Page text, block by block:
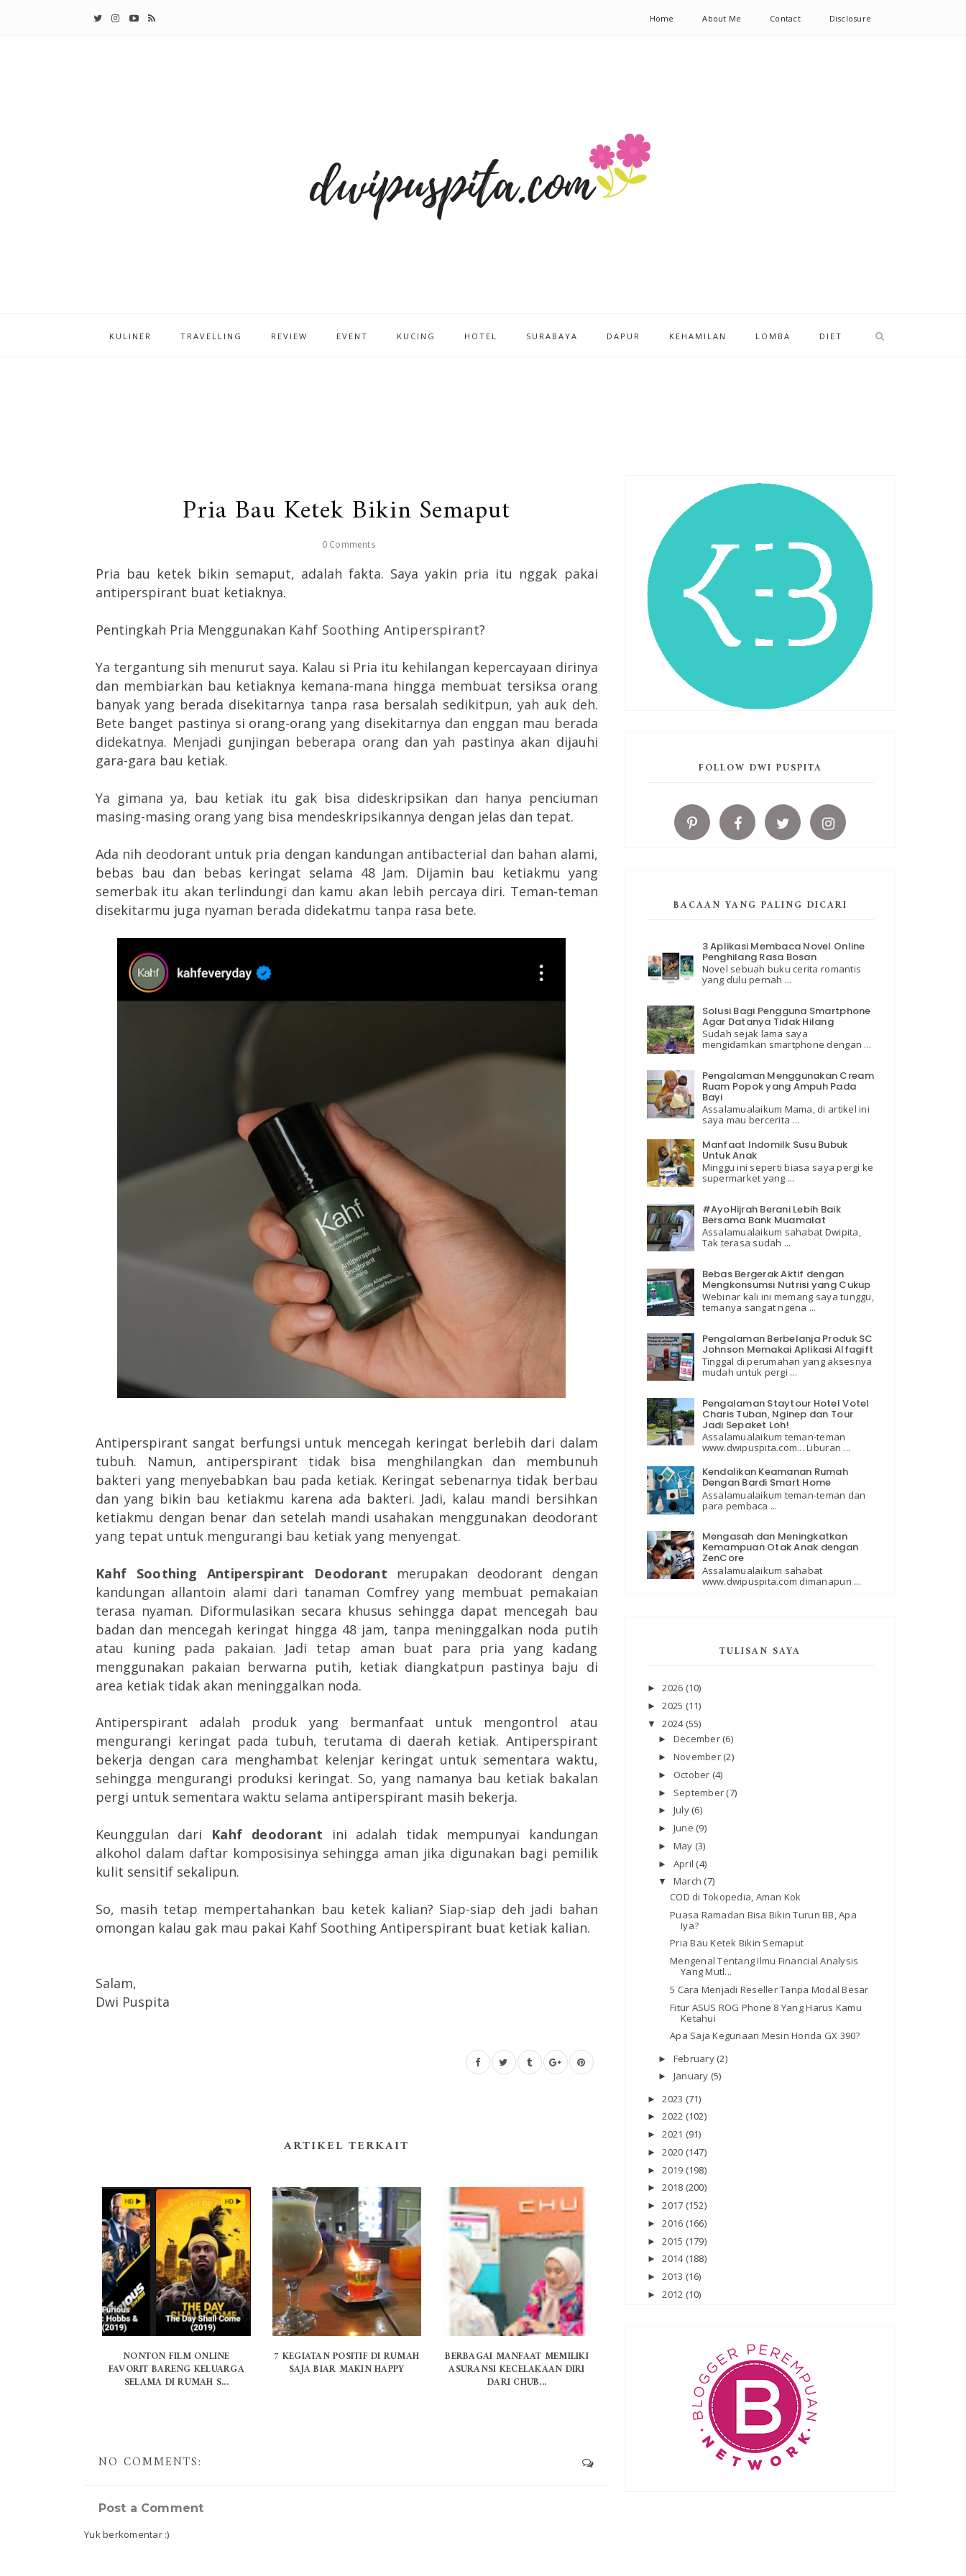
Home About Me Contact Disclosure
KULINER TRAVELLING REVIEW EVENT KUCING HOTEL SURABAYA DAPUR KEHAMILAN LOMBA DIET
Pria Bau Ketek Bikin Semaput
0 Comments
Pria bau ketek bikin semaput, adalah fakta. Saya yakin pria itu nggak pakai
antiperspirant buat ketiaknya.
Pentingkah Pria Menggunakan Kahf Soothing Antiperspirant?
Ya tergantung sih menurut saya. Kalau si Pria itu kehilangan kepercayaan dirinya
dan membiarkan bau ketiaknya kemana-mana hingga membuat tersiksa orang
banyak yang berada disekitarnya tanpa rasa bersalah sedikitpun, yah auk deh.
Bete banget pastinya si orang-orang yang disekitarnya dan enggan mau berada
didekatnya. Menjadi gunjingan beberapa orang dan yah pastinya akan dijauhi
gara-gara bau ketiak.
Ya gimana ya, bau ketiak itu gak bisa dideskripsikan dan hanya penciuman
masing-masing orang yang bisa mendeskripsikannya dengan jelas dan tepat.
Ada nih deodorant untuk pria dengan kandungan antibacterial dan bahan alami,
bebas bau dan bebas keringat selama 48 Jam. Dijamin bau ketiakmu yang
semerbak itu akan terlindungi dan kamu akan lebih percaya diri. Teman-teman
disekitarmu juga nyaman berada didekatmu tanpa rasa bete.
Antiperspirant sangat berfungsi untuk mencegah keringat berlebih dari dalam
tubuh. Namun, antiperspirant tidak bisa menghilangkan dan membunuh
bakteri yang menyebabkan bau pada ketiak. Keringat sebenarnya tidak berbau
dan yang bikin bau ketiakmu karena ada bakteri. Jadi, kalau mandi bersihkan
ketiakmu dengan benar dan setelah mandi usahakan menggunakan deodorant
yang tepat untuk mengurangi bau ketiak yang menyengat.
Kahf Soothing Antiperspirant Deodorant merupakan deodorant dengan
kandungan allantoin alami dari tanaman Comfrey yang membuat pemakaian
terasa nyaman. Diformulasikan secara khusus sehingga dapat mencegah bau
badan dan mencegah keringat hingga 48 jam, tanpa meninggalkan noda putih
atau kuning pada pakaian. Jadi tetap aman buat para pria yang kadang
menggunakan pakaian berwarna putih, ketiak diangkatpun pastinya baju di
area ketiak tidak akan meninggalkan noda.
Antiperspirant adalah produk yang bermanfaat untuk mengontrol atau
mengurangi keringat pada tubuh, terutama di daerah ketiak. Antiperspirant
bekerja dengan cara menghambat kelenjar keringat untuk sementara waktu,
sehingga mengurangi produksi keringat. So, yang namanya bau ketiak bakalan
pergi untuk sementara waktu selama antiperspirant masih bekerja.
Keunggulan dari Kahf deodorant ini adalah tidak mempunyai kandungan
alkohol dalam daftar komposisinya sehingga aman jika digunakan bagi pemilik
kulit sensitif sekalipun.
So, masih tetap mempertahankan bau ketek kalian? Siap-siap deh jadi bahan
omongan kalau gak mau pakai Kahf Soothing Antiperspirant buat ketiak kalian.
Salam,
Dwi Puspita
ARTIKEL TERKAIT
NONTON FILM ONLINE
FAVORIT BARENG KELUARGA
SELAMA DI RUMAH S...
7 KEGIATAN POSITIF DI RUMAH
SAJA BIAR MAKIN HAPPY
BERBAGAI MANFAAT MEMILIKI
ASURANSI KECELAKAAN DIRI
DARI CHUB...
NO COMMENTS:
Post a Comment
Yuk berkomentar :)
FOLLOW DWI PUSPITA
BACAAN YANG PALING DICARI
3 Aplikasi Membaca Novel Online
Penghilang Rasa Bosan
Novel sebuah buku cerita romantis
yang dulu pernah ...
Solusi Bagi Pengguna Smartphone
Agar Datanya Tidak Hilang
Sudah sejak lama saya
mengidamkan smartphone dengan ...
Pengalaman Menggunakan Cream
Ruam Popok yang Ampuh Pada
Bayi
Assalamualaikum Mama, di artikel ini
saya mau bercerita ...
Manfaat Indomilk Susu Bubuk
Untuk Anak
Minggu ini seperti biasa saya pergi ke
supermarket yang ...
#AyoHijrah Berani Lebih Baik
Bersama Bank Muamalat
Assalamualaikum sahabat Dwipita,
Tak terasa sudah ...
Bebas Bergerak Aktif dengan
Mengkonsumsi Nutrisi yang Cukup
Webinar kali ini memang saya tunggu,
temanya sangat ngena ...
Pengalaman Berbelanja Produk SC
Johnson Memakai Aplikasi Alfagift
Tinggal di perumahan yang aksesnya
mudah untuk pergi ...
Pengalaman Staytour Hotel Votel
Charis Tuban, Nginep dan Tour
Jadi Sepaket Loh!
Assalamualaikum teman-teman
www.dwipuspita.com... Liburan ...
Kendalikan Keamanan Rumah
Dengan Bardi Smart Home
Assalamualaikum teman-teman dan
para pembaca ...
Mengasah dan Meningkatkan
Kemampuan Otak Anak dengan
ZenCore
Assalamualaikum sahabat
www.dwipuspita.com dimanapun ...
TULISAN SAYA
►2026 (10)
►2025 (11)
▼2024 (55)
► December (6)
► November (2)
► October (4)
► September (7)
► July (6)
► June (9)
► May (3)
► April (4)
▼ March (7)
COD di Tokopedia, Aman Kok
Puasa Ramadan Bisa Bikin Turun BB, Apa
Iya?
Pria Bau Ketek Bikin Semaput
Mengenal Tentang Ilmu Financial Analysis
Yang Mutl...
5 Cara Menjadi Reseller Tanpa Modal Besar
Fitur ASUS ROG Phone 8 Yang Harus Kamu
Ketahui
Apa Saja Kegunaan Mesin Honda GX 390?
► February (2)
► January (5)
►2023 (71)
►2022 (102)
►2021 (91)
►2020 (147)
►2019 (198)
►2018 (200)
►2017 (152)
►2016 (166)
►2015 (179)
►2014 (188)
►2013 (16)
►2012 (10)